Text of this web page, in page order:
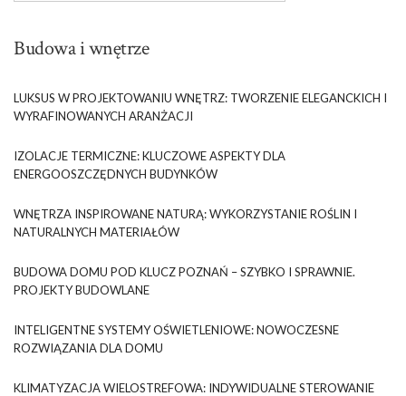
Budowa i wnętrze
LUKSUS W PROJEKTOWANIU WNĘTRZ: TWORZENIE ELEGANCKICH I
WYRAFINOWANYCH ARANŻACJI
IZOLACJE TERMICZNE: KLUCZOWE ASPEKTY DLA
ENERGOOSZCZĘDNYCH BUDYNKÓW
WNĘTRZA INSPIROWANE NATURĄ: WYKORZYSTANIE ROŚLIN I
NATURALNYCH MATERIAŁÓW
BUDOWA DOMU POD KLUCZ POZNAŃ – SZYBKO I SPRAWNIE.
PROJEKTY BUDOWLANE
INTELIGENTNE SYSTEMY OŚWIETLENIOWE: NOWOCZESNE
ROZWIĄZANIA DLA DOMU
KLIMATYZACJA WIELOSTREFOWA: INDYWIDUALNE STEROWANIE